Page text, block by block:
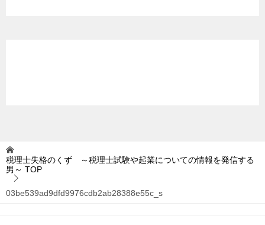
税理士失格のくず ～税理士試験や起業についての情報を発信する
男～ TOP
03be539ad9dfd9976cdb2ab28388e55c_s